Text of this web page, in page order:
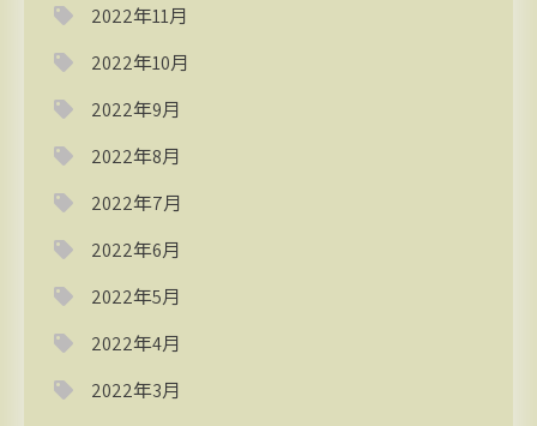
2022年11月
2022年10月
2022年9月
2022年8月
2022年7月
2022年6月
2022年5月
2022年4月
2022年3月